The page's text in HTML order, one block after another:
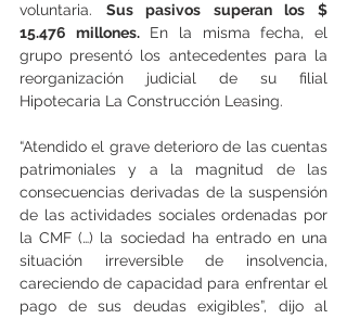
voluntaria. Sus pasivos superan los $
15.476 millones. En la misma fecha, el
grupo presentó los antecedentes para la
reorganización judicial de su filial
Hipotecaria La Construcción Leasing.
“Atendido el grave deterioro de las cuentas
patrimoniales y a la magnitud de las
consecuencias derivadas de la suspensión
de las actividades sociales ordenadas por
la CMF (…) la sociedad ha entrado en una
situación irreversible de insolvencia,
careciendo de capacidad para enfrentar el
pago de sus deudas exigibles”, dijo al